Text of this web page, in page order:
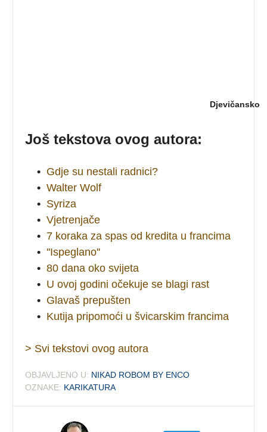
Djevičansko
Još tekstova ovog autora:
• Gdje su nestali radnici?
• Walter Wolf
• Syriza
• Vjetrenjače
• 7 koraka za spas od kredita u francima
• ''Ispeglano''
• 80 dana oko svijeta
• U ovoj godini očekuje se blagi rast
• Glavaš prepušten
• Kutija pripomoći u švicarskim francima
> Svi tekstovi ovog autora
OBJAVLJENO U: NIKAD ROBOM BY ENCO
OZNAKE: KARIKATURA